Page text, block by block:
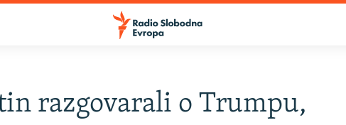
razgovarali o Trumpu,